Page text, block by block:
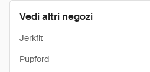
Vedi altri negozi
Jerkfit
Pupford